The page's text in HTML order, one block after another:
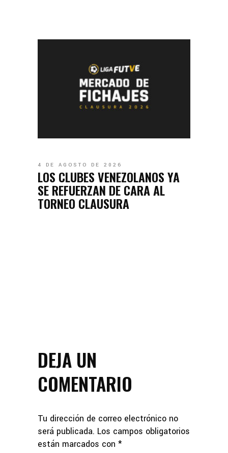
4 DE AGOSTO DE 2026
LOS CLUBES VENEZOLANOS YA
SE REFUERZAN DE CARA AL
TORNEO CLAUSURA
DEJA UN
COMENTARIO
Tu dirección de correo electrónico no
será publicada. Los campos obligatorios
están marcados con *